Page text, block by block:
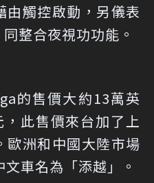
由觸控啟動，另儀表
整合夜視功功能。
的售價大約13萬英
此售價來台加了上
歐洲和中國大陸市場
車名為「添越」。